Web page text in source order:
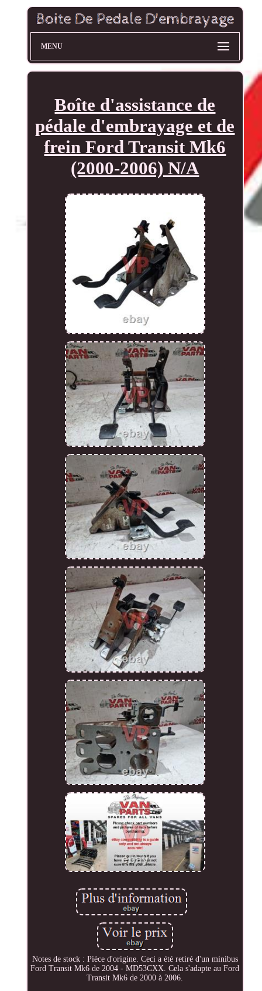
MENU
Boîte d'assistance de
pédale d'embrayage et de
frein Ford Transit Mk6
(2000-2006) N/A
Notes de stock : Pièce d'origine. Ceci a été retiré d'un minibus
Ford Transit Mk6 de 2004 - MD53CXX. Cela s'adapte au Ford
Transit Mk6 de 2000 à 2006.